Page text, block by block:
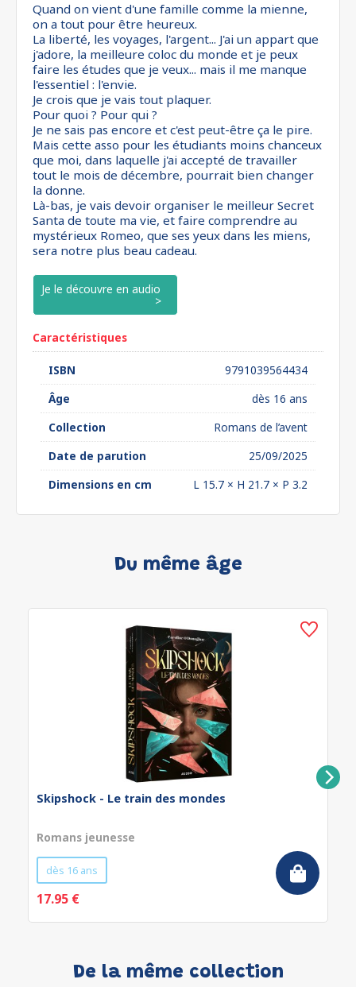
Quand on vient d'une famille comme la mienne,
on a tout pour être heureux.
La liberté, les voyages, l'argent... J'ai un appart que
j'adore, la meilleure coloc du monde et je peux
faire les études que je veux... mais il me manque
l'essentiel : l'envie.
Je crois que je vais tout plaquer.
Pour quoi ? Pour qui ?
Je ne sais pas encore et c'est peut-être ça le pire.
Mais cette asso pour les étudiants moins chanceux
que moi, dans laquelle j'ai accepté de travailler
tout le mois de décembre, pourrait bien changer
la donne.
Là-bas, je vais devoir organiser le meilleur Secret
Santa de toute ma vie, et faire comprendre au
mystérieux Romeo, que ses yeux dans les miens,
sera notre plus beau cadeau.
Je le découvre en audio
Caractéristiques
ISBN
9791039564434
Âge
dès 16 ans
Collection
Romans de l’avent
Date de parution
25/09/2025
Dimensions en cm
L 15.7 × H 21.7 × P 3.2
Du même âge
Skipshock - Le train des mondes
Romans jeunesse
dès 16 ans
17.95 €
De la même collection